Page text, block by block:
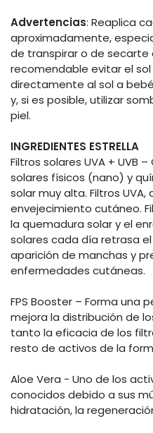
Advertencias: Reaplica
aproximadamente,
de transpirar o de secarte
recomendable evitar el
directamente al sol a
y, si es posible, utilizar
piel.
INGREDIENTES ESTRELLA
Filtros solares UVA + UVB
solares físicos (nano) y
solar muy alta. Filtros
envejecimiento cutáneo.
la quemadura solar y el
solares cada día retrasa
aparición de manchas y
enfermedades cutáneas.
FPS Booster – Forma una
mejora la distribución de
tanto la eficacia de los
resto de activos de la
Aloe Vera - Uno de los
conocidos debido a sus
hidratación, la